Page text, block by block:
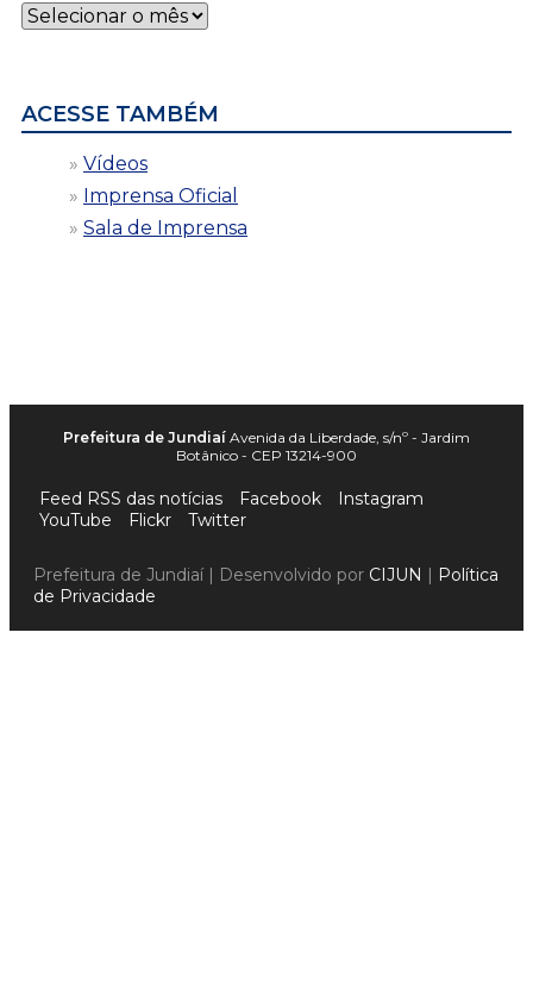
Notícias
por
ACESSE TAMBÉM
Vídeos
Imprensa Oficial
Sala de Imprensa
Prefeitura de Jundiaí Avenida da Liberdade, s/nº - Jardim
Botânico - CEP 13214-900
Feed RSS das notícias Facebook
Instagram
YouTube
Flickr Twitter
Prefeitura de Jundiaí | Desenvolvido por CIJUN | Política
de Privacidade